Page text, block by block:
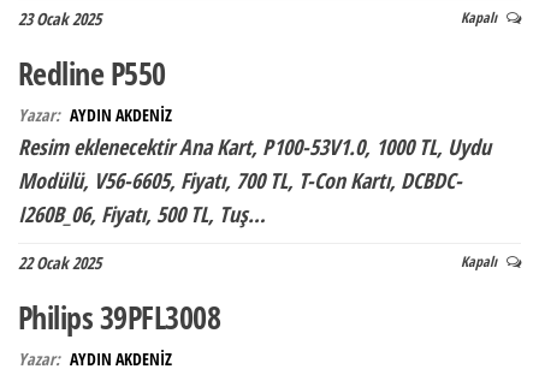
23 Ocak 2025 Kapalı
Redline P550
Yazar: AYDIN AKDENİZ
Resim eklenecektir Ana Kart, P100-53V1.0, 1000 TL, Uydu
Modülü, V56-6605, Fiyatı, 700 TL, T-Con Kartı, DCBDC-
I260B_06, Fiyatı, 500 TL, Tuş…
22 Ocak 2025 Kapalı
Philips 39PFL3008
Yazar: AYDIN AKDENİZ